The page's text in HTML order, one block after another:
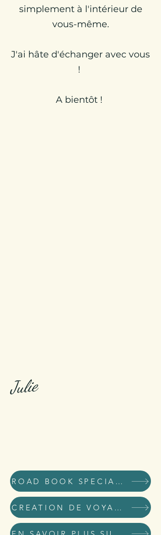
simplement à l'intérieur de
vous-même.
J'ai hâte d'échanger avec vous
!
A bientôt !
Julie
ROAD BOOK SPECIAL KID
CREATION DE VOYAGES DE RÊVE ET D'AVENTURE